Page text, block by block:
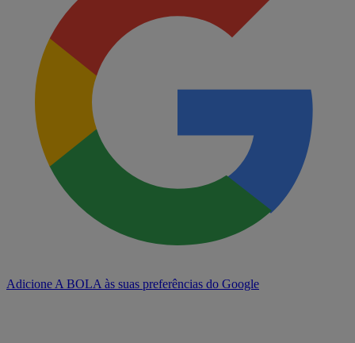
Adicione A BOLA às suas preferências do Google